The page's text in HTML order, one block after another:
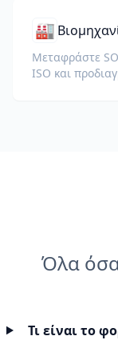
🏭
Μεταφράστε
ISO και
Όλα όσα
Τι είναι το